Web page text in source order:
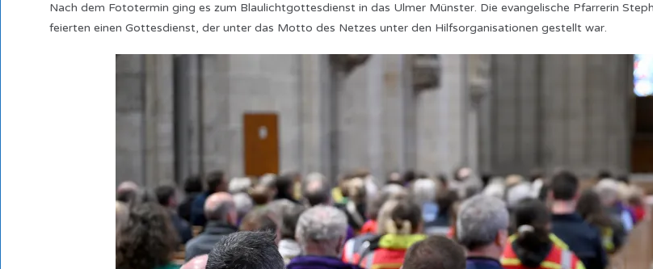
Nach dem Fototermin ging es zum Blaulichtgottesdienst in das Ulmer Münster. Die evangelische Pfarrerin
feierten einen Gottesdienst, der unter das Motto des Netzes unter den Hilfsorganisationen gestellt war.